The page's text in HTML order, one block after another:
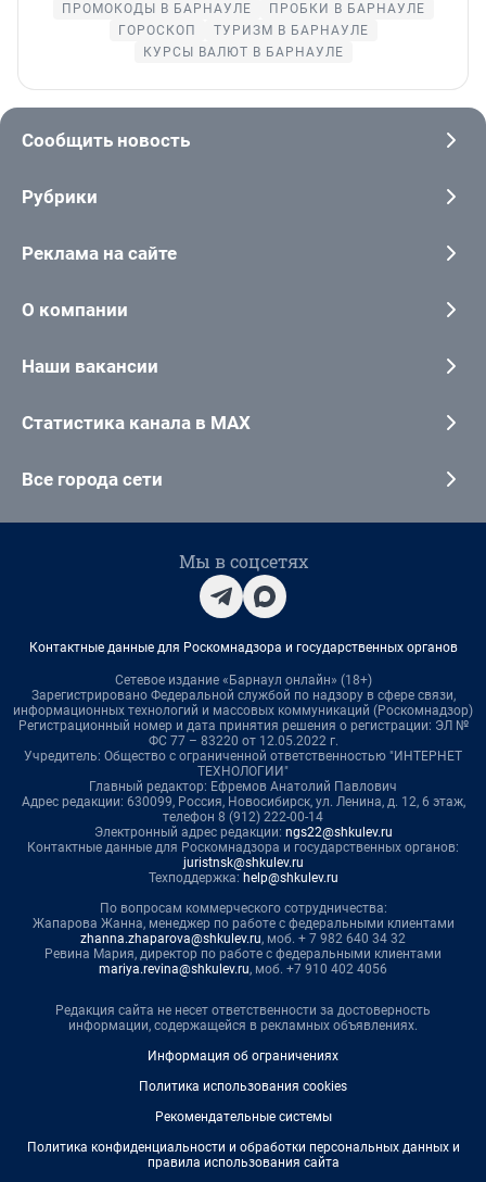
ПРОМОКОДЫ В БАРНАУЛЕ
ПРОБКИ В БАРНАУЛЕ
ГОРОСКОП
ТУРИЗМ В БАРНАУЛЕ
КУРСЫ ВАЛЮТ В БАРНАУЛЕ
Сообщить новость
Рубрики
Реклама на сайте
О компании
Наши вакансии
Статистика канала в MAX
Все города сети
Мы в соцсетях
Контактные данные для Роскомнадзора и государственных органов
Сетевое издание «Барнаул онлайн» (18+)
Зарегистрировано Федеральной службой по надзору в сфере связи,
информационных технологий и массовых коммуникаций (Роскомнадзор)
Регистрационный номер и дата принятия решения о регистрации: ЭЛ №
ФС 77 – 83220 от 12.05.2022 г.
Учредитель: Общество с ограниченной ответственностью "ИНТЕРНЕТ
ТЕХНОЛОГИИ"
Главный редактор: Ефремов Анатолий Павлович
Адрес редакции: 630099, Россия, Новосибирск, ул. Ленина, д. 12, 6 этаж,
телефон 8 (912) 222-00-14
Электронный адрес редакции: ngs22@shkulev.ru
Контактные данные для Роскомнадзора и государственных органов:
juristnsk@shkulev.ru
Техподдержка: help@shkulev.ru
По вопросам коммерческого сотрудничества:
Жапарова Жанна, менеджер по работе с федеральными клиентами
zhanna.zhaparova@shkulev.ru, моб. + 7 982 640 34 32
Ревина Мария, директор по работе с федеральными клиентами
mariya.revina@shkulev.ru, моб. +7 910 402 4056
Редакция сайта не несет ответственности за достоверность
информации, содержащейся в рекламных объявлениях.
Информация об ограничениях
Политика использования cookies
Рекомендательные системы
Политика конфиденциальности и обработки персональных данных и
правила использования сайта